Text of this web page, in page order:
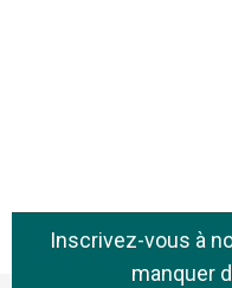
Inscrivez-vous à
manquer